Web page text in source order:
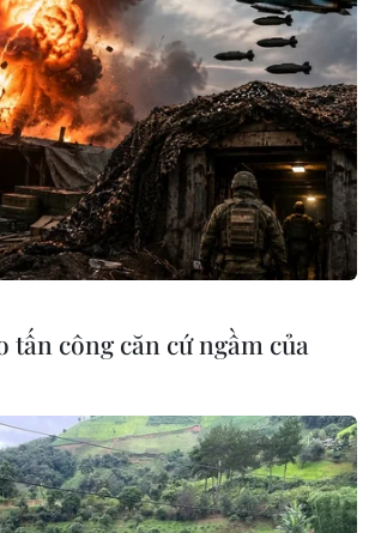
tấn công căn cứ ngầm của